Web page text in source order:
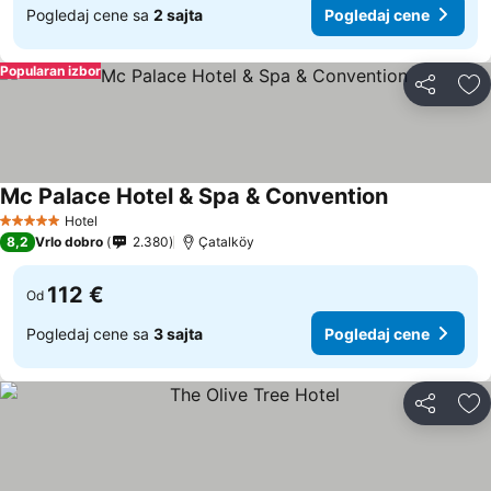
Pogledaj cene sa 2 sajta Pogledaj cene
Deli
Popularan izbor
5 ZvezdiceHotel
Mc Palace Hotel & Spa & ConventionPogledaj
8,2 Vrlo dobro 2.380 Çatalköy
Od 112 €
Pogledaj cene sa 3 sajta Pogledaj cene
Deli